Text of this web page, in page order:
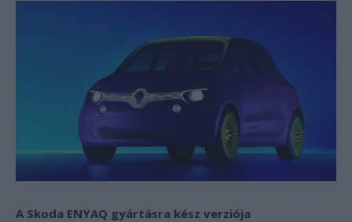
A Skoda ENYAQ gyártásra kész verziója